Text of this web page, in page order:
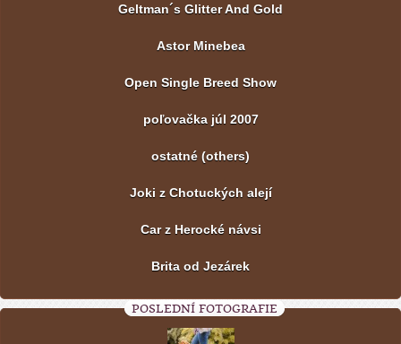
Geltman´s Glitter And Gold
Astor Minebea
Open Single Breed Show
poľovačka júl 2007
ostatné (others)
Joki z Chotuckých alejí
Car z Herocké návsi
Brita od Jezárek
POSLEDNÍ FOTOGRAFIE